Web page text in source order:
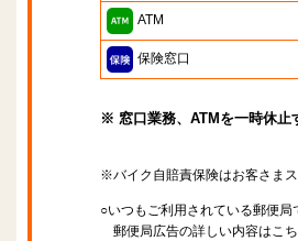
ATM
保険窓口
※ 窓口業務、ATMを一時休止
※バイク自賠責保険はお客さま
○いつもご利用されている郵便
郵便局広告の詳しい内容はこ